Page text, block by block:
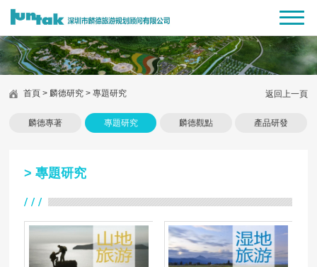
返回上一頁
首頁 > 麟德研究 >專題研究
麟德專著 專題研究 麟德觀點 產品研發
>專題研究